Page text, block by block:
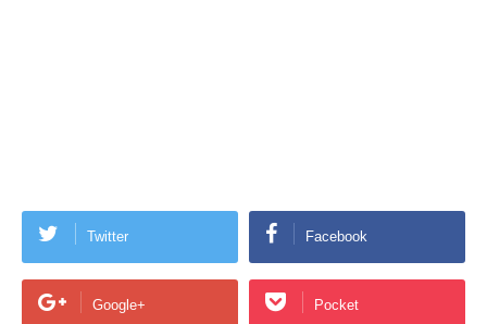
Twitter Facebook
Google+ Pocket